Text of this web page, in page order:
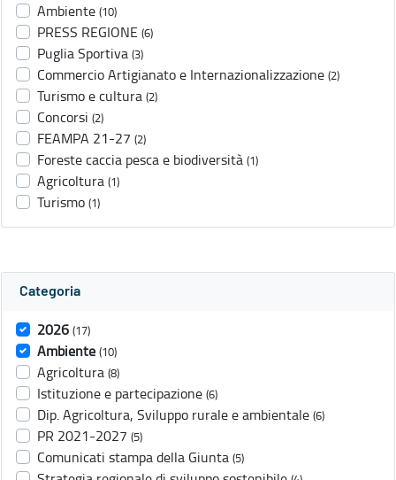
Ambiente (10)
PRESS REGIONE (6)
Puglia Sportiva (3)
Commercio Artigianato e Internazionalizzazione (2)
Turismo e cultura (2)
Concorsi (2)
FEAMPA 21-27 (2)
Foreste caccia pesca e biodiversità (1)
Agricoltura (1)
Turismo (1)
Categoria
2026 (17)
Ambiente (10)
Agricoltura (8)
Istituzione e partecipazione (6)
Dip. Agricoltura, Sviluppo rurale e ambientale (6)
PR 2021-2027 (5)
Comunicati stampa della Giunta (5)